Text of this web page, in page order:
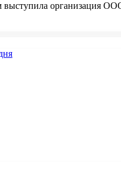
выступила организация